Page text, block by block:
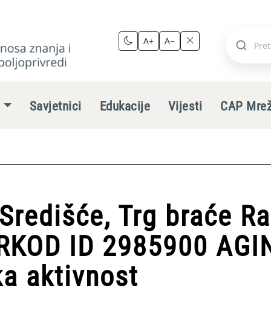
A+ A−
Pretraži
Savjetnici Edukacije Vijesti CAP
Trg braće
ID 2985900
aktivnost